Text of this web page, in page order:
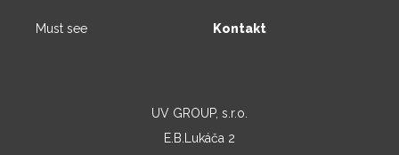
Must see Kontakt
UV GROUP, s.r.o.
E.B.Lukáča 2